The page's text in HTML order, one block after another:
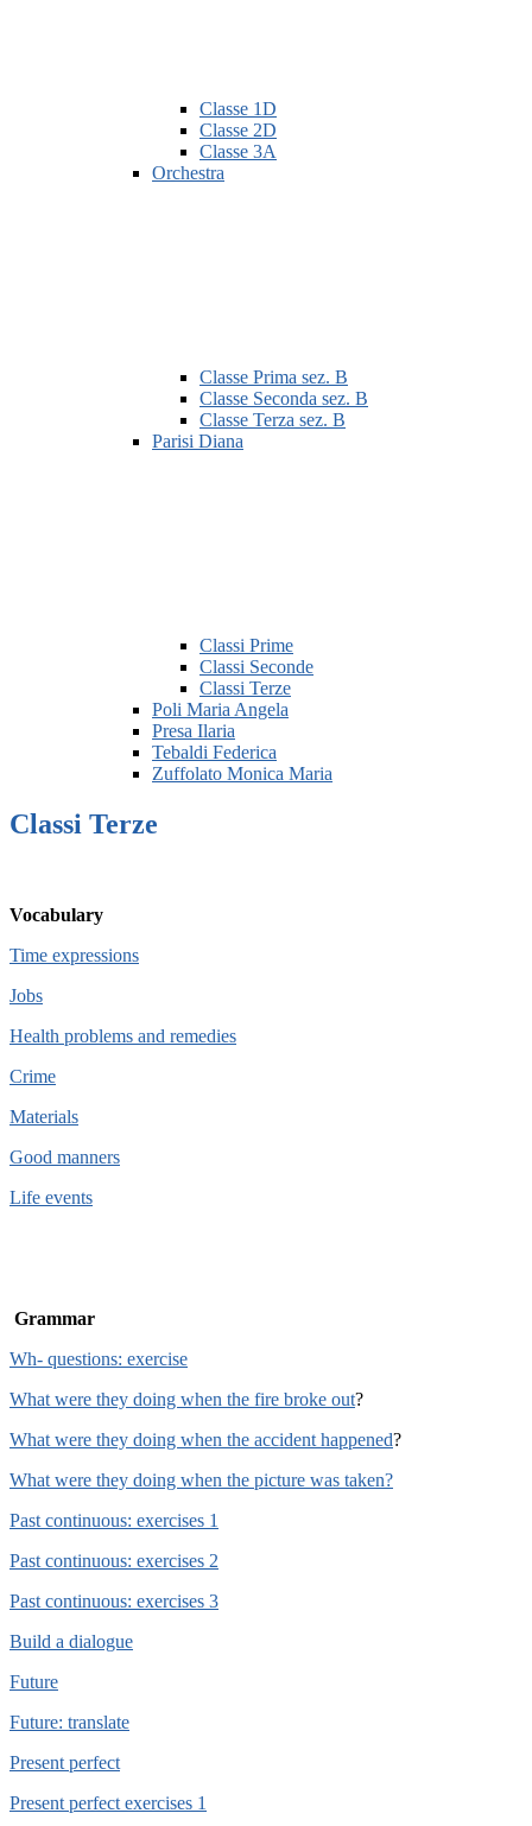
Classe 1D
Classe 2D
Classe 3A
Orchestra
Classe Prima sez. B
Classe Seconda sez. B
Classe Terza sez. B
Parisi Diana
Classi Prime
Classi Seconde
Classi Terze
Poli Maria Angela
Presa Ilaria
Tebaldi Federica
Zuffolato Monica Maria
Classi Terze
Vocabulary
Time expressions
Jobs
Health problems and remedies
Crime
Materials
Good manners
Life events
Grammar
Wh- questions: exercise
What were they doing when the fire broke out?
What were they doing when the accident happened?
What were they doing when the picture was taken?
Past continuous: exercises 1
Past continuous: exercises 2
Past continuous: exercises 3
Build a dialogue
Future
Future: translate
Present perfect
Present perfect exercises 1